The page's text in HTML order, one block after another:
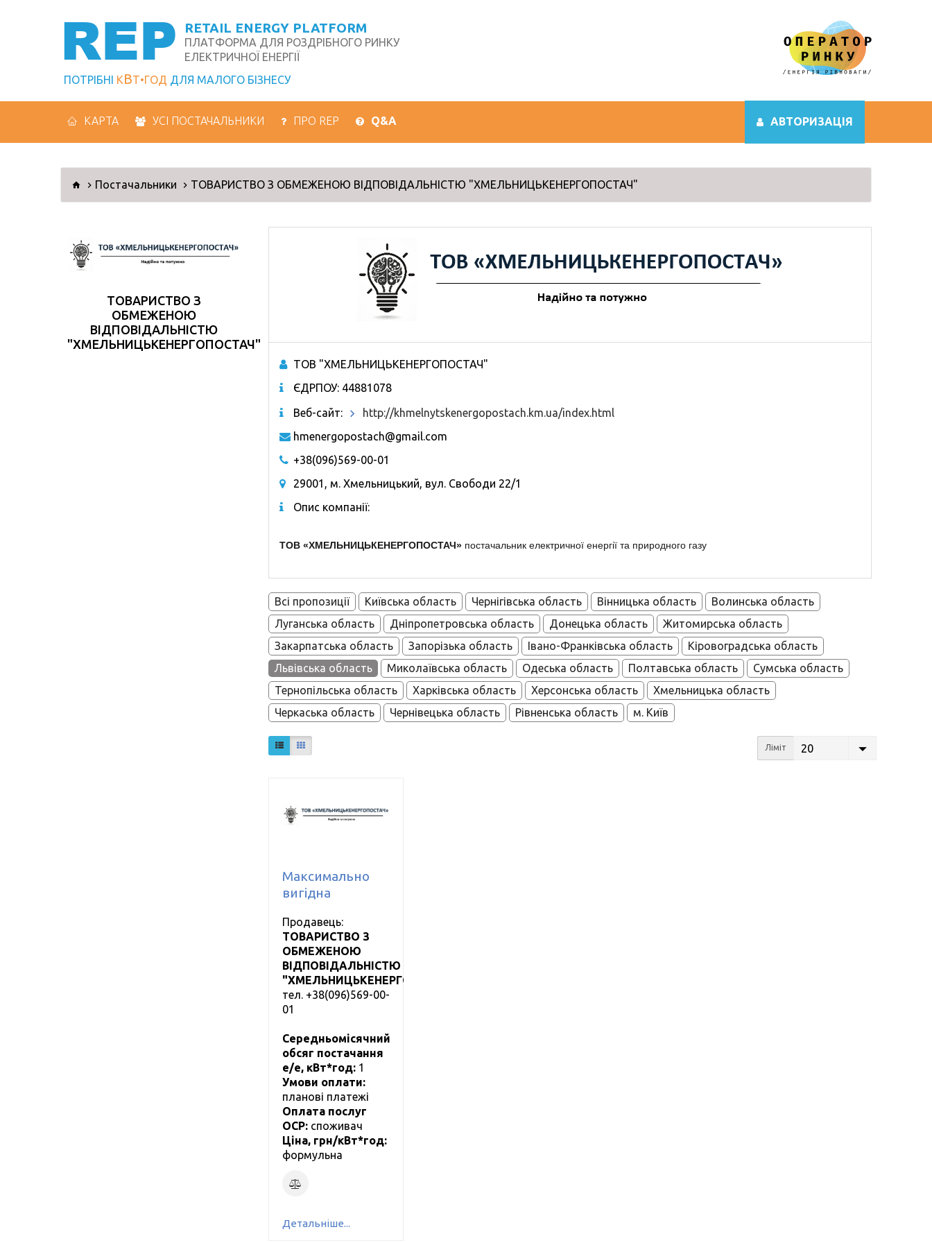
REP RETAIL ENERGY PLATFORM
ПЛАТФОРМА ДЛЯ РОЗДРІБНОГО РИНКУ
ЕЛЕКТРИЧНОЇ ЕНЕРГІЇ
ПОТРІБНІ КВТ ГОД ДЛЯ МАЛОГО БІЗНЕСУ
КАРТА УСІ ПОСТАЧАЛЬНИКИ ПРО REP Q&A АВТОРИЗАЦІЯ
Постачальники ТОВАРИСТВО З ОБМЕЖЕНОЮ ВІДПОВІДАЛЬНІСТЮ "ХМЕЛЬНИЦЬКЕНЕРГОПОСТАЧ"
ТОВАРИСТВО З
ОБМЕЖЕНОЮ
ВІДПОВІДАЛЬНІСТЮ
"ХМЕЛЬНИЦЬКЕНЕРГОПОСТАЧ"
ТОВ "ХМЕЛЬНИЦЬКЕНЕРГОПОСТАЧ"
ЄДРПОУ: 44881078
Веб-сайт:
http://khmelnytskenergopostach.km.ua/index.html
hmenergopostach@gmail.com
+38(096)569-00-01
29001, м. Хмельницький, вул. Свободи 22/1
Опис компанії:
ТОВ «ХМЕЛЬНИЦЬКЕНЕРГОПОСТАЧ» постачальник електричної енергії та природного газу
Всі пропозиції Київська область Чернігівська область Вінницька область
Волинська область
Луганська область
Дніпропетровська область Донецька область
Житомирська область
Закарпатська область
Запорізька область Івано-Франківська область
Кіровоградська область
Львівська область
Миколаївська область Одеська область Полтавська область
Сумська область
Тернопільська область
Харківська область Херсонська область
Хмельницька область
Черкаська область
Чернівецька область Рівненська область м. Київ
Ліміт 20
Максимально
вигідна
Продавець:
ТОВАРИСТВО З
ОБМЕЖЕНОЮ
ВІДПОВІДАЛЬНІСТЮ
"ХМЕЛЬНИЦЬКЕНЕРГОПОСТАЧ"
тел. +38(096)569-00-
01
Середньомісячний
обсяг постачання
е/е, кВт*год: 1
Умови оплати:
планові платежі
Оплата послуг
ОСР: cпоживач
Ціна, грн/кВт*год:
формульна
Детальніше...